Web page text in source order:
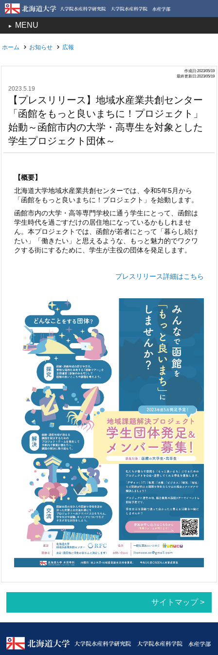
MENU
toggle
ホーム お知らせ 広報
作成日:2023/05/19
最終更新日:2023/05/19
2023.5.19
【プレスリリース】地域水産業共創センター
「函館をもっと良いまちに！プロジェクト」
始動～函館市内の大学・高専生を対象とした
学生プロジェクト団体～
【概要】
北海道大学地域水産業共創センターでは、令和5年5月から
「函館をもっと良いまちに！プロジェクト」を始動します。
函館市内の大学・高等専門学校に通う学生にとって、函館は
学生時代を過ごすだけの居住地になっているかもしれませ
ん。本プロジェクトでは、函館が若者にとって「暮らし続け
たい」「働きたい」と思えるような、もっと魅力的でワクワ
クする街にするために、学生が主役の団体を発足します。
プレスリリース詳細はこちら
サイトマップ >